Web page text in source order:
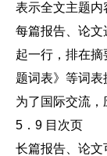
表示全文主题内
每篇报告、论文
起一行，排在
题词表》等词表
为了国际交流，
5．9 目次页
长篇报告、论文